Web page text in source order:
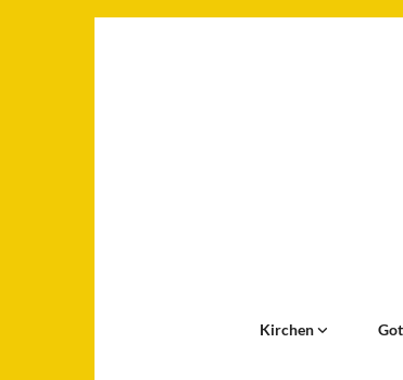
Kirchen